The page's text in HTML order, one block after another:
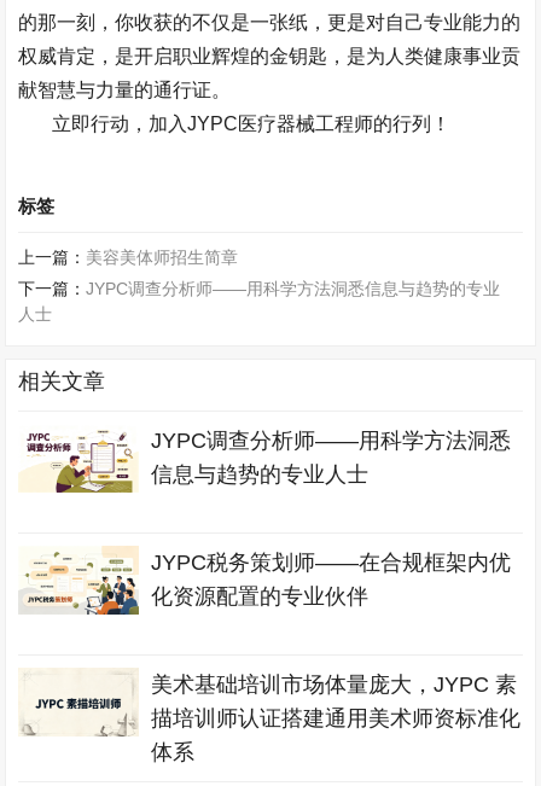
的那一刻，你收获的不仅是一张纸，更是对自己专业能力的
权威肯定，是开启职业辉煌的金钥匙，是为人类健康事业贡
献智慧与力量的通行证。
立即行动，加入JYPC医疗器械工程师的行列！
标签
上一篇： 美容美体师招生简章
下一篇：JYPC调查分析师——用科学方法洞悉信息与趋势的专业
人士
相关文章
JYPC调查分析师——用科学方法洞悉
信息与趋势的专业人士
JYPC税务策划师——在合规框架内优
化资源配置的专业伙伴
美术基础培训市场体量庞大，JYPC 素
描培训师认证搭建通用美术师资标准化
体系